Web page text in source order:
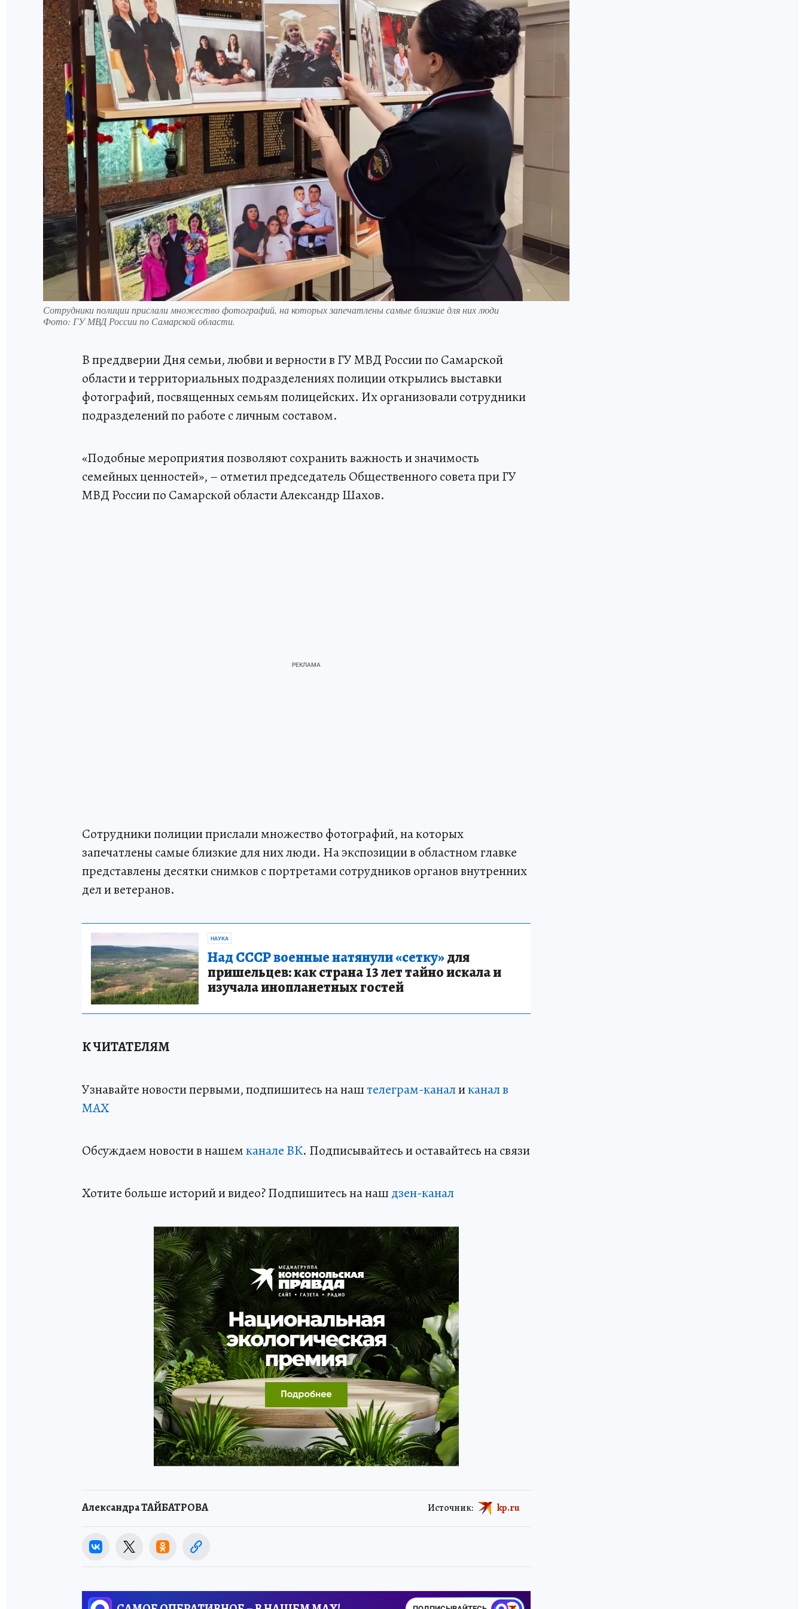
Сотрудники полиции прислали множество фотографий, на которых запечатлены самые близкие для них люди
Фото: ГУ МВД России по Самарской области.
В преддверии Дня семьи, любви и верности в ГУ МВД России по Самарской
области и территориальных подразделениях полиции открылись выставки
фотографий, посвященных семьям полицейских. Их организовали сотрудники
подразделений по работе с личным составом.
«Подобные мероприятия позволяют сохранить важность и значимость
семейных ценностей», – отметил председатель Общественного совета при ГУ
МВД России по Самарской области Александр Шахов.
Сотрудники полиции прислали множество фотографий, на которых
запечатлены самые близкие для них люди. На экспозиции в областном главке
представлены десятки снимков с портретами сотрудников органов внутренних
дел и ветеранов.
НАУКА
Над СССР военные натянули «сетку»для
пришельцев: как страна 13 лет тайно искала и
изучала инопланетных гостей
К ЧИТАТЕЛЯМ
Узнавайте новости первыми, подпишитесь на наштелеграм-каналиканал в
МАХ
Обсуждаем новости в нашемканале ВК. Подписывайтесь и оставайтесь на связи
Хотите больше историй и видео? Подпишитесь на наш дзен-канал
Александра ТАЙБАТРОВА Источник: kp.ru